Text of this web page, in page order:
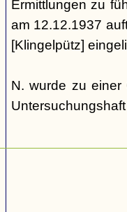
Ermittlungen zu
am 12.12.1937
[Klingelpütz]
N. wurde zu einer